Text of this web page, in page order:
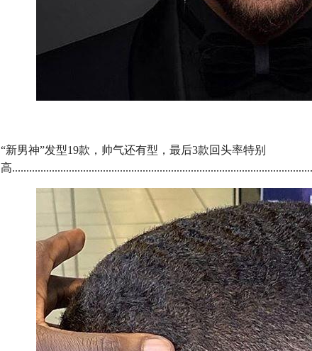
“新男神”发型19款，帅气还有型，最后3款回头率特别
高